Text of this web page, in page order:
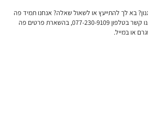
בא לך להתייעץ או לשאול שאלה? אנחנו תמיד פה
בשבילך! תוכלי ליצור איתנו קשר בטלפון 077-230-9109, בהשארת פרטים פה
או במייל.